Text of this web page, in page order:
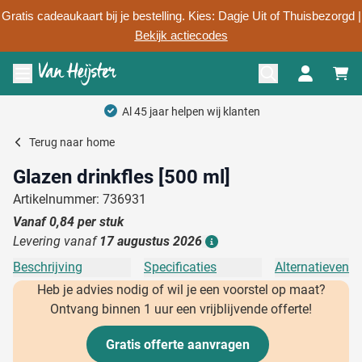
Gratis cadeaukaart bij je bestelling. Kies: Dagje Uit of Thuisbezorgd |
Bekijk actiecodes
Ga naar de inhoud
Menu openen
Al 45 jaar helpen wij klanten
Terug naar home
Glazen drinkfles [500 ml]
Artikelnummer: 736931
Vanaf0,84 per stuk
Levering vanaf 17 augustus 2026
Beschrijving Specificaties
Alternatieven
Heb je advies nodig of wil je een voorstel op maat?
Ontvang binnen 1 uur een vrijblijvende offerte!
Gratis offerte aanvragen